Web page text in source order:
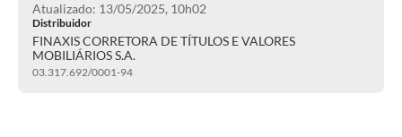
Atualizado: 13/05/2025, 10h02
Distribuidor
FINAXIS CORRETORA DE TÍTULOS E VALORES
MOBILIÁRIOS S.A.
03.317.692/0001-94